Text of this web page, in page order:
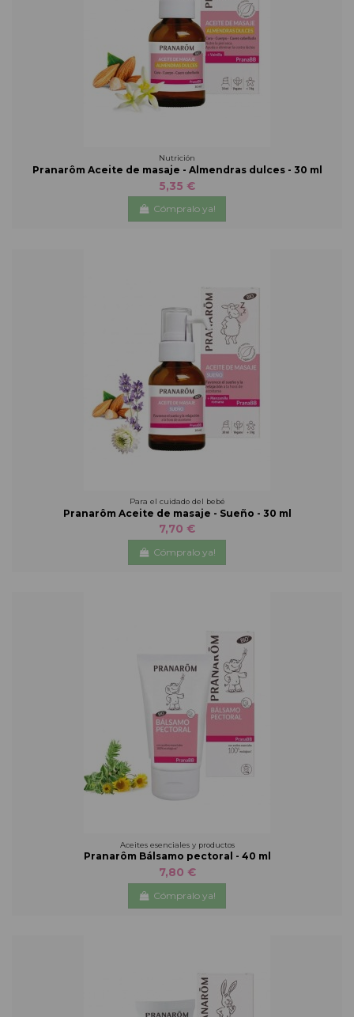
Nutrición
Pranarôm Aceite de masaje - Almendras dulces - 30 ml
5,35 €
Cómpralo ya!
Para el cuidado del bebé
Pranarôm Aceite de masaje - Sueño - 30 ml
7,70 €
Cómpralo ya!
Aceites esenciales y productos
Pranarôm Bálsamo pectoral - 40 ml
7,80 €
Cómpralo ya!